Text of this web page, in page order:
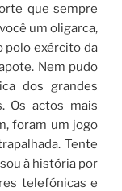
que sempre
um oligarca,
polo exército da
Nem pudo
dos grandes
Os actos mais
foram um jogo
Tente
à história por
telefónicas e